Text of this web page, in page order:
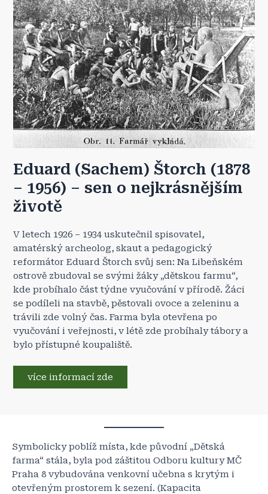
Eduard (Sachem) Štorch (1878
– 1956) – sen o nejkrásnějším
životě
V letech 1926 – 1934 uskutečnil spisovatel,
amatérský archeolog, skaut a pedagogický
reformátor Eduard Štorch svůj sen: Na Libeňském
ostrově zbudoval se svými žáky „dětskou farmu“,
kde probíhalo část týdne vyučování v přírodě. Žáci
se podíleli na stavbě, pěstovali ovoce a zeleninu a
trávili zde volný čas. Farma byla otevřena po
vyučování i veřejnosti, v létě zde probíhaly tábory a
bylo přístupné koupaliště.
více informací zde
Symbolicky poblíž místa, kde původní „Dětská
farma“ stála, byla pod záštitou Odboru kultury MČ
Praha 8 vybudována venkovní učebna s krytým i
otevřeným prostorem k sezení. (Kapacita